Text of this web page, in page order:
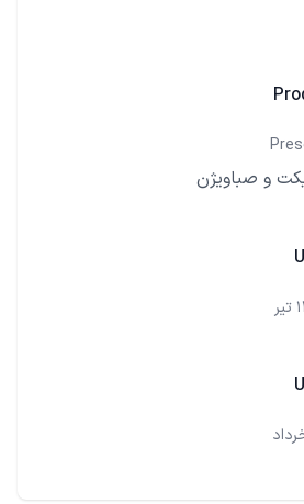
و صباویژن